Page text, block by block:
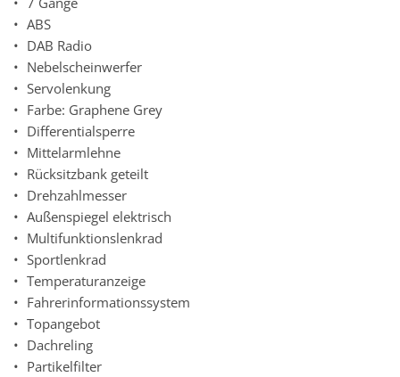
ABS
DAB Radio
Nebelscheinwerfer
Servolenkung
Farbe: Graphene Grey
Differentialsperre
Mittelarmlehne
Rücksitzbank geteilt
Drehzahlmesser
Außenspiegel elektrisch
Multifunktionslenkrad
Sportlenkrad
Temperaturanzeige
Fahrerinformationssystem
Topangebot
Dachreling
Partikelfilter